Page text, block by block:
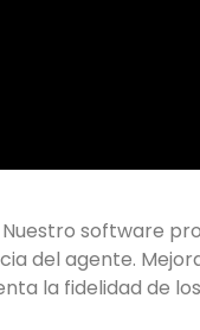
software
del agente.
la fidelidad de